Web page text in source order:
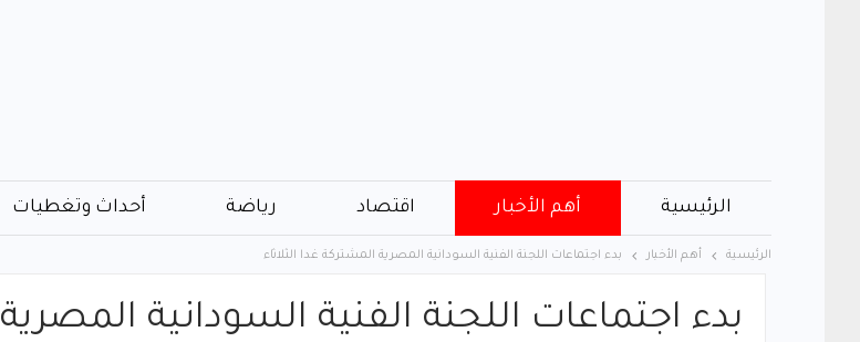
الرئيسية أهم الأخبار اقتصاد رياضة أحداث وتغطيات
الرئيسية أهم الأخبار بدء اجتماعات اللجنة الفنية السودانية المصرية المشتركة غدا الثلاثاء
بدء اجتماعات اللجنة الفنية السودانية المصرية